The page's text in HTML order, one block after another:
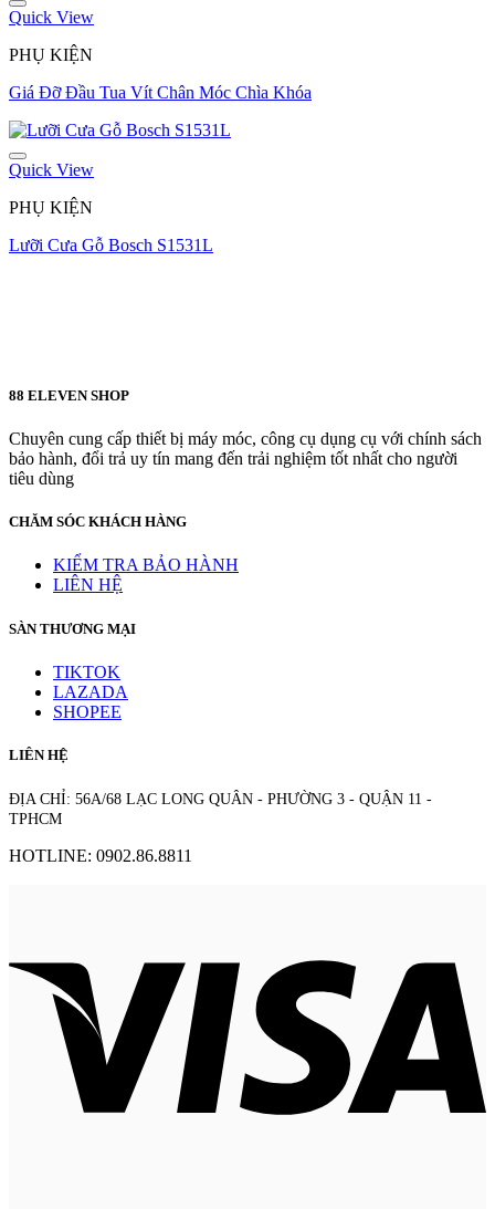
Quick View
PHỤ KIỆN
Giá Đỡ Đầu Tua Vít Chân Móc Chìa Khóa
Quick View
PHỤ KIỆN
Lưỡi Cưa Gỗ Bosch S1531L
88 ELEVEN SHOP
Chuyên cung cấp thiết bị máy móc, công cụ dụng cụ với chính sách
bảo hành, đổi trả uy tín mang đến trải nghiệm tốt nhất cho người
tiêu dùng
CHĂM SÓC KHÁCH HÀNG
KIỂM TRA BẢO HÀNH
LIÊN HỆ
SÀN THƯƠNG MẠI
TIKTOK
LAZADA
SHOPEE
LIÊN HỆ
ĐỊA CHỈ: 56A/68 LẠC LONG QUÂN - PHƯỜNG 3 - QUẬN 11 -
TPHCM
HOTLINE: 0902.86.8811